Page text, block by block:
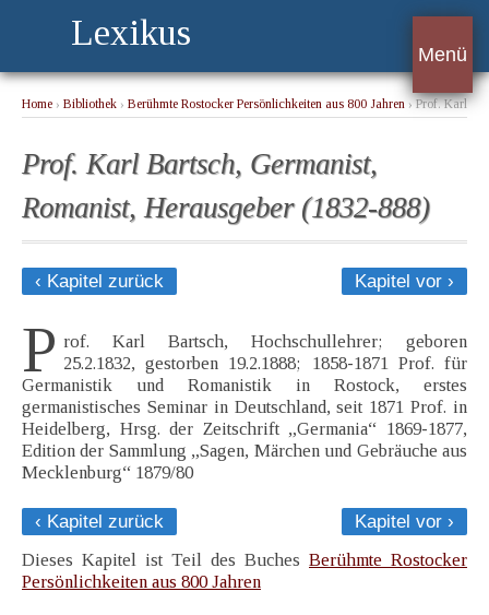
Lexikus
Menü
Home › Bibliothek › Berühmte Rostocker Persönlichkeiten aus 800 Jahren › Prof. Karl
Prof. Karl Bartsch, Germanist,
Romanist, Herausgeber (1832-888)
‹ Kapitel zurück Kapitel vor ›
P rof. Karl Bartsch, Hochschullehrer; geboren
25.2.1832, gestorben 19.2.1888; 1858-1871 Prof. für
Germanistik und Romanistik in Rostock, erstes
germanistisches Seminar in Deutschland, seit 1871 Prof. in
Heidelberg, Hrsg. der Zeitschrift „Germania“ 1869-1877,
Edition der Sammlung „Sagen, Märchen und Gebräuche aus
Mecklenburg“ 1879/80
‹ Kapitel zurück
Kapitel vor ›
Dieses Kapitel ist Teil des Buches Berühmte Rostocker
Persönlichkeiten aus 800 Jahren